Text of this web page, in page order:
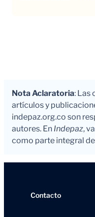
Nota Aclaratoria: Las
artículos y
indepaz.org.co son
autores. En Indepaz,
como parte integral
Contacto